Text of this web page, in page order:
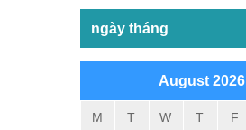
ngày tháng
August 2026
M T W T F